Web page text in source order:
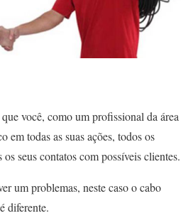
você, como um profissional da área
em todas as suas ações, todos os
seus contatos com possíveis clientes.
um problemas, neste caso o cabo
diferente.